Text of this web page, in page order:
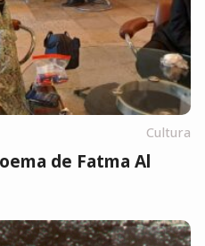
Cultura
de Fatma Al